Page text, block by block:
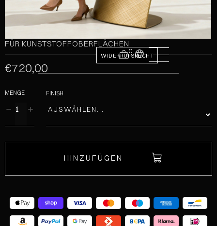
0
WIDERRUFSRECHT
FÜR KUNSTSTOFFOBERFLÄCHEN
€720,00
MENGE FINISH
HINZUFÜGEN